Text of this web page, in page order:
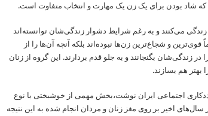
که شاد بودن برای یک زن یک مهارت و انتخاب متفاوت است.
می‌کنند و به رغم شرایط دشوار زندگی‌شان توانسته‌اند
و شجاع‌ترین زن‌ها‌ نبوده‌اند بلکه آنچه آن‌ها را از
زندگی‌شان بگنجانند و به جلو قدم بردارند. این گروه از زنان
بهتر هم بسازند.
اجتماعی ایران نوشت،بخش مهمی از خوشبختی با نوع
اخیر بر روی مغز زنان و مردان انجام شده به این نتیجه